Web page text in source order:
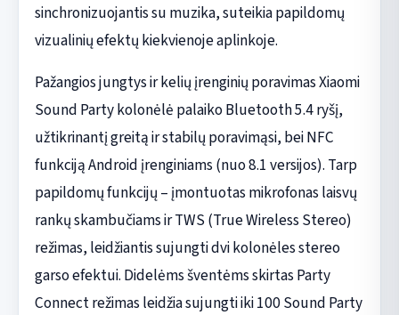
sinchronizuojantis su muzika, suteikia papildomų
vizualinių efektų kiekvienoje aplinkoje.
Pažangios jungtys ir kelių įrenginių poravimas Xiaomi
Sound Party kolonėlė palaiko Bluetooth 5.4 ryšį,
užtikrinantį greitą ir stabilų poravimąsi, bei NFC
funkciją Android įrenginiams (nuo 8.1 versijos). Tarp
papildomų funkcijų – įmontuotas mikrofonas laisvų
rankų skambučiams ir TWS (True Wireless Stereo)
režimas, leidžiantis sujungti dvi kolonėles stereo
garso efektui. Didelėms šventėms skirtas Party
Connect režimas leidžia sujungti iki 100 Sound Party